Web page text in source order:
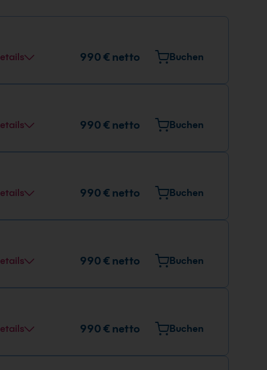
990 € netto Buchen
990 € netto Buchen
990 € netto Buchen
990 € netto Buchen
990 € netto Buchen